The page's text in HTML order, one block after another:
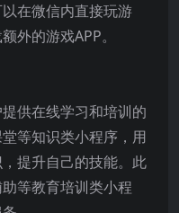
在微信内直接玩游
外的游戏APP。
供在线学习和培训的
等知识类小程序，用
提升自己的技能。此
等教育培训类小程